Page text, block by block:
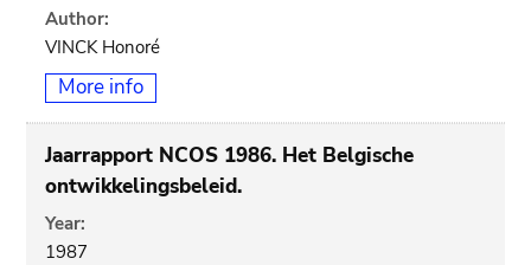
Author:
VINCK Honoré
More info
Jaarrapport NCOS 1986. Het Belgische
ontwikkelingsbeleid.
Year:
1987